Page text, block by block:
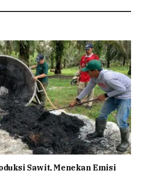
Sawit, Menekan Emisi